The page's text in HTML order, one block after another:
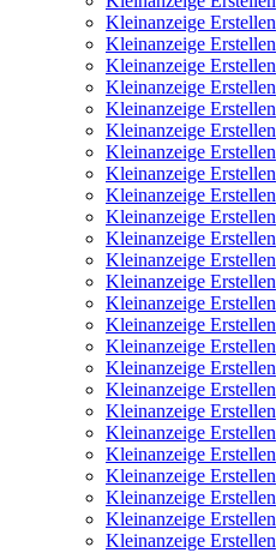
Kleinanzeige Erstellen
Kleinanzeige Erstellen
Kleinanzeige Erstellen
Kleinanzeige Erstellen
Kleinanzeige Erstellen
Kleinanzeige Erstellen
Kleinanzeige Erstellen
Kleinanzeige Erstellen
Kleinanzeige Erstellen
Kleinanzeige Erstellen
Kleinanzeige Erstellen
Kleinanzeige Erstellen
Kleinanzeige Erstellen
Kleinanzeige Erstellen
Kleinanzeige Erstellen
Kleinanzeige Erstellen
Kleinanzeige Erstellen
Kleinanzeige Erstellen
Kleinanzeige Erstellen
Kleinanzeige Erstellen
Kleinanzeige Erstellen
Kleinanzeige Erstellen
Kleinanzeige Erstellen
Kleinanzeige Erstellen
Kleinanzeige Erstellen